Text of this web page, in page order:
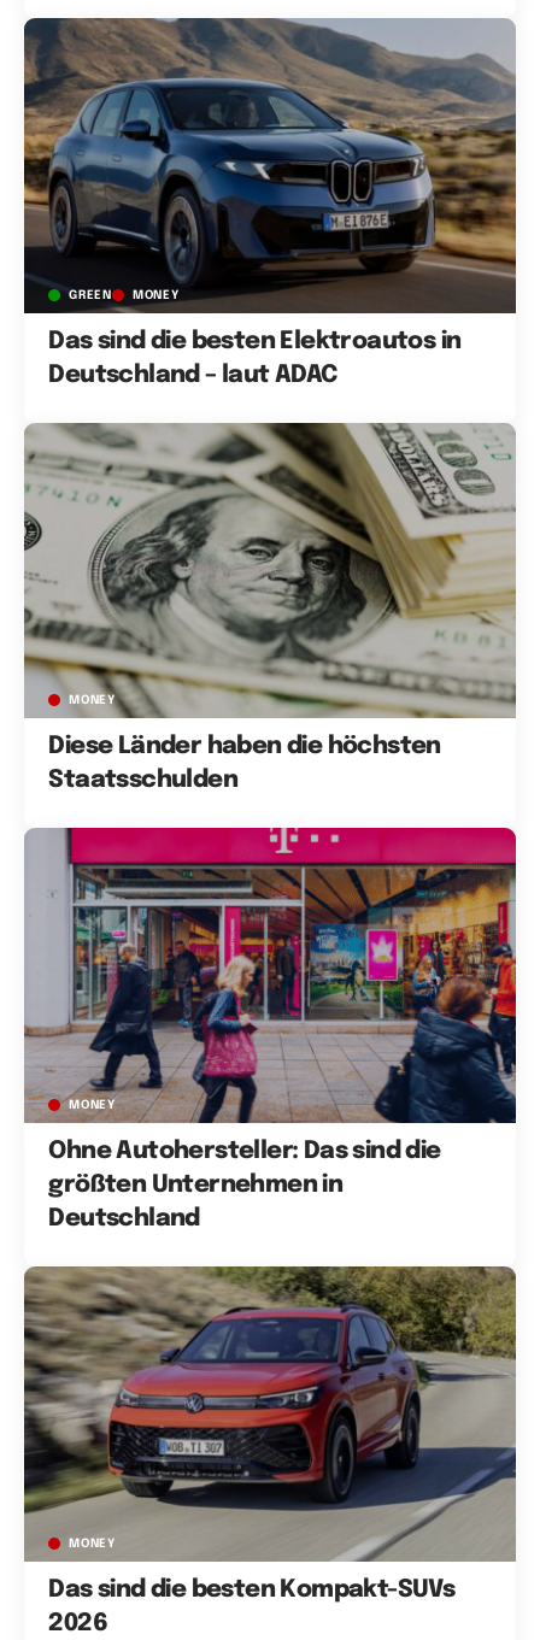
GREEN MONEY
Das sind die besten Elektroautos in
Deutschland – laut ADAC
MONEY
Diese Länder haben die höchsten
Staatsschulden
MONEY
Ohne Autohersteller: Das sind die
größten Unternehmen in
Deutschland
MONEY
Das sind die besten Kompakt-SUVs
2026